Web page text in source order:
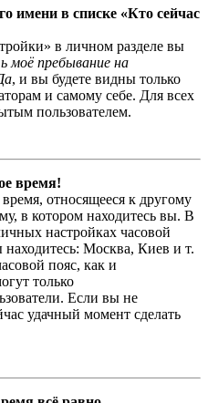
имени в списке «Кто сейчас
в личном разделе вы
моё пребывание на
, и вы будете видны только
и самому себе. Для всех
пользователем.
время!
относящееся к другому
в котором находитесь вы. В
настройках часовой
находитесь: Москва, Киев и т.
пояс, как и
только
Если вы не
удачный момент сделать